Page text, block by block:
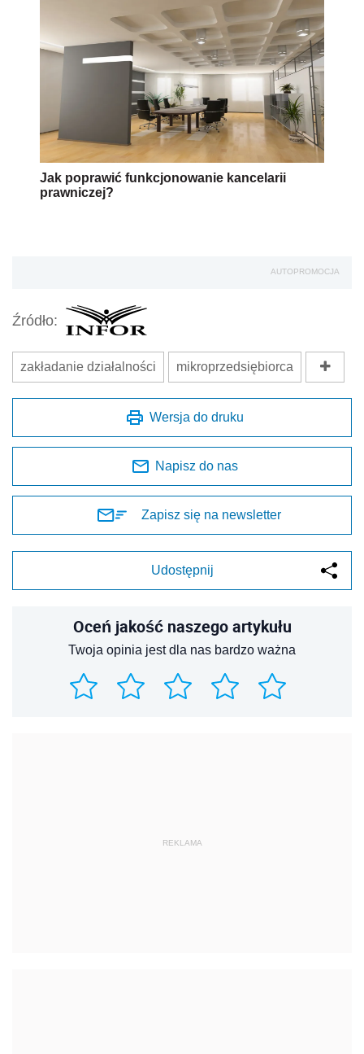
Jak poprawić funkcjonowanie kancelarii
prawniczej?
AUTOPROMOCJA
Źródło:
zakładanie działalności mikroprzedsiębiorca
Wersja do druku
Napisz do nas
Zapisz się na newsletter
Udostępnij
Oceń jakość naszego artykułu
Twoja opinia jest dla nas bardzo ważna
REKLAMA